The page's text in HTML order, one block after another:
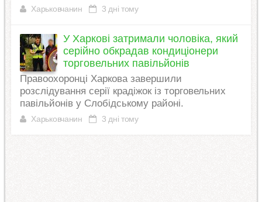
Харьковчанин 3 дні тому
У Харкові затримали чоловіка, який
серійно обкрадав кондиціонери
торговельних павільйонів
Правоохоронці Харкова завершили
розслідування серії крадіжок із торговельних
павільйонів у Слобідському районі.
Харьковчанин 3 дні тому